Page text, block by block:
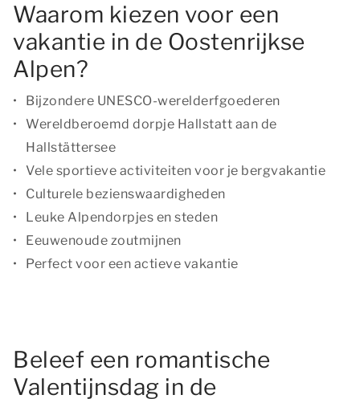
Waarom kiezen voor een
vakantie in de Oostenrijkse
Alpen?
Bijzondere UNESCO-werelderfgoederen
Wereldberoemd dorpje Hallstatt aan de
Hallstättersee
Vele sportieve activiteiten voor je bergvakantie
Culturele bezienswaardigheden
Leuke Alpendorpjes en steden
Eeuwenoude zoutmijnen
Perfect voor een actieve vakantie
Beleef een romantische
Valentijnsdag in de